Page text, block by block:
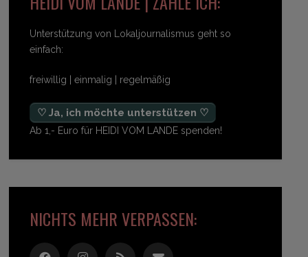
Unterstützung von Lokaljournalismus geht so
einfach:
freiwillig | einmalig | regelmäßig
♡ Ja, ich möchte unterstützen ♡
Ab 1,- Euro für HEIDI VOM LANDE spenden!
NICHTS MEHR VERPASSEN: